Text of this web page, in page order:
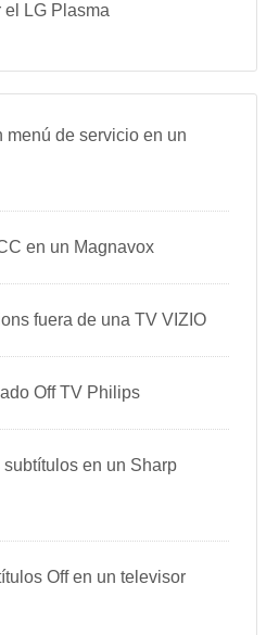
LG Plasma
menú de servicio en un
en un Magnavox
fuera de una TV VIZIO
Off TV Philips
en un Sharp
Off en un televisor